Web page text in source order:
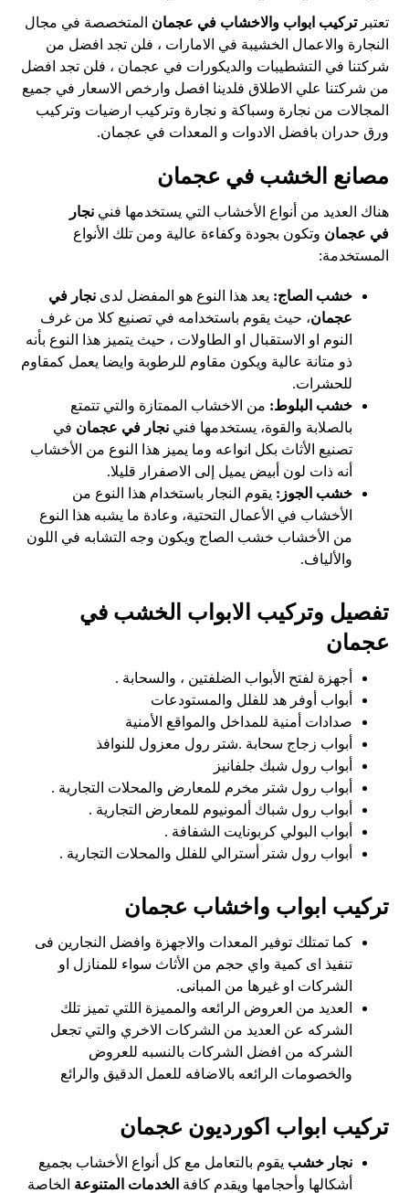
تعتبرتركيب ابواب والاخشاب في عجمان المتخصصة في مجال
النجارة والاعمال الخشيبة في الامارات ، فلن تجد افضل من
شركتنا في التشطيبات والديكورات في عجمان ، فلن تجد افضل
من شركتنا علي الاطلاق فلدينا افصل وارخص الاسعار في جميع
المجالات من نجارة وسباكة و نجارة وتركيب ارضيات وتركيب
ورق حدران بافضل الادوات و المعدات في عجمان.
مصانع الخشب في عجمان
هناك العديد من أنواع الأخشاب التي يستخدمها فنينجار
في عجمان وتكون بجودة وكفاءة عالية ومن تلك الأنواع
المستخدمة:
خشب الصاج: يعد هذا النوع هو المفضل لدىنجار في
عجمان، حيث يقوم باستخدامه في تصنيع كلا من غرف
النوم او الاستقبال او الطاولات ، حيث يتميز هذا النوع بأنه
ذو متانة عالية ويكون مقاوم للرطوبة وايضا يعمل كمقاوم
للحشرات.
خشب البلوط: من الاخشاب الممتازة والتي تتمتع
بالصلابة والقوة، يستخدمها فنينجار في عجمان في
تصنيع الأثاث بكل انواعه وما يميز هذا النوع من الأخشاب
أنه ذات لون أبيض يميل إلى الاصفرار قليلا.
خشب الجوز: يقوم النجار باستخدام هذا النوع من
الأخشاب في الأعمال التحتية، وعادة ما يشبه هذا النوع
من الأخشاب خشب الصاج ويكون وجه التشابه في اللون
والألياف.
تفصيل وتركيب الابواب الخشب في
عجمان
أجهزة لفتح الأبواب الضلفتين ، والسحابة .
أبواب أوفر هد للفلل والمستودعات
صدادات أمنية للمداخل والمواقع الأمنية
أبواب زجاج سحابة .شتر رول معزول للنوافذ
أبواب رول شبك جلفانيز
أبواب رول شتر مخرم للمعارض والمحلات التجارية .
أبواب رول شباك ألمونيوم للمعارض التجارية .
أبواب البولي كربونايت الشفافة .
أبواب رول شتر أسترالي للفلل والمحلات التجارية .
تركيب ابواب واخشاب عجمان
كما تمتلك توفير المعدات والاجهزة وافضل النجارين فى
تنفيذ اى كمية واي حجم من الأثاث سواء للمنازل او
الشركات او غيرها من المبانى.
العديد من العروض الرائعه والمميزة اللتي تميز تلك
الشركه عن العديد من الشركات الاخري والتي تجعل
الشركه من افضل الشركات بالنسبه للعروض
والخصومات الرائعه بالاضافه للعمل الدقيق والرائع
تركيب ابواب اكورديون عجمان
نجار خشب يقوم بالتعامل مع كل أنواع الأخشاب بجميع
أشكالها وأحجامها ويقدم كافة الخدمات المتنوعة الخاصة